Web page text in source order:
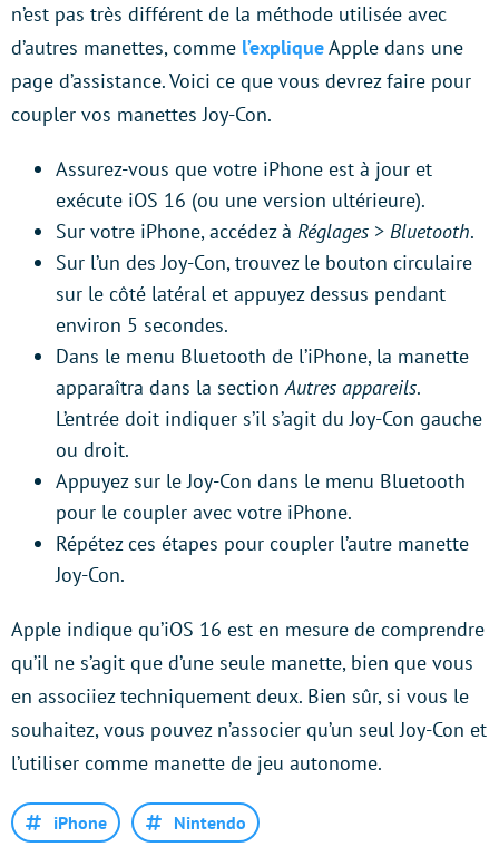
n’est pas très différent de la méthode utilisée avec
d’autres manettes, comme l’expliqueApple dans une
page d’assistance. Voici ce que vous devrez faire pour
coupler vos manettes Joy-Con.
Assurez-vous que votre iPhone est à jour et
exécute iOS 16 (ou une version ultérieure).
Sur votre iPhone, accédez à Réglages > Bluetooth.
Sur l’un des Joy-Con, trouvez le bouton circulaire
sur le côté latéral et appuyez dessus pendant
environ 5 secondes.
Dans le menu Bluetooth de l’iPhone, la manette
apparaîtra dans la sectionAutres appareils.
L’entrée doit indiquer s’il s’agit du Joy-Con gauche
ou droit.
Appuyez sur le Joy-Con dans le menu Bluetooth
pour le coupler avec votre iPhone.
Répétez ces étapes pour coupler l’autre manette
Joy-Con.
Apple indique qu’iOS 16 est en mesure de comprendre
qu’il ne s’agit que d’une seule manette, bien que vous
en associiez techniquement deux. Bien sûr, si vous le
souhaitez, vous pouvez n’associer qu’un seul Joy-Con et
l’utiliser comme manette de jeu autonome.
iPhone Nintendo